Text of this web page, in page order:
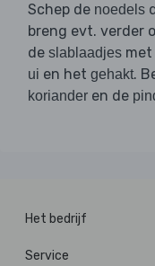
Schep de noedels
breng evt. verder
de slablaadjes met
ui en het gehakt.
koriander en de
Het bedrijf
Service